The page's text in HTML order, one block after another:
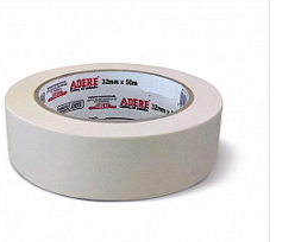
Características
PRODUTO INDISPONÍVEL